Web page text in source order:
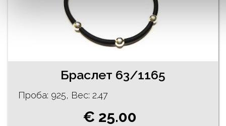
Браслет 63/1165
Проба: 925, Bес: 2.47
€ 25.00